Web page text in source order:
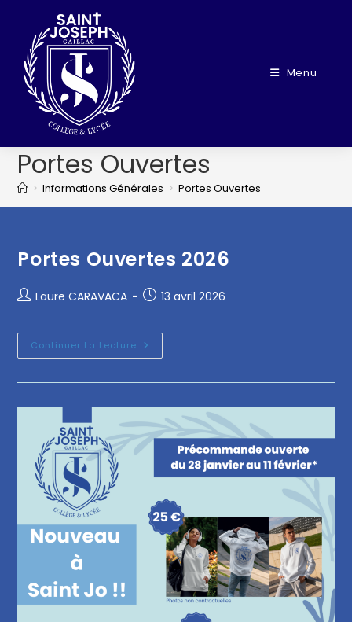
Menu
Portes Ouvertes
> Informations Générales > Portes Ouvertes
Portes Ouvertes 2026
Laure CARAVACA 13 avril 2026
Continuer La Lecture